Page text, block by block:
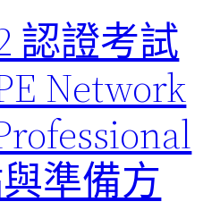
認證考試
Network
準備方